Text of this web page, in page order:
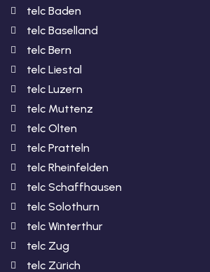
telc Baden
telc Baselland
telc Bern
telc Liestal
telc Luzern
telc Muttenz
telc Olten
telc Pratteln
telc Rheinfelden
telc Schaffhausen
telc Solothurn
telc Winterthur
telc Zug
telc Zürich